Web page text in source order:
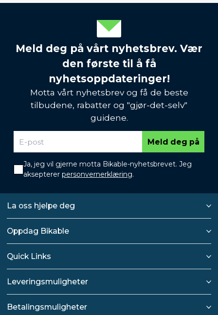
Meld deg på vårt nyhetsbrev. Vær
den første til å få
nyhetsoppdateringer!
Motta vårt nyhetsbrev og få de beste
tilbudene, rabatter og "gjør-det-selv"
guidene.
Meld deg på
Ja, jeg vil gjerne motta Bikable-nyhetsbrevet. Jeg
aksepterer personvernerklæring.
La oss hjelpe deg
Oppdag Bikable
Quick Links
Leveringsmuligheter
Betalingsmuligheter